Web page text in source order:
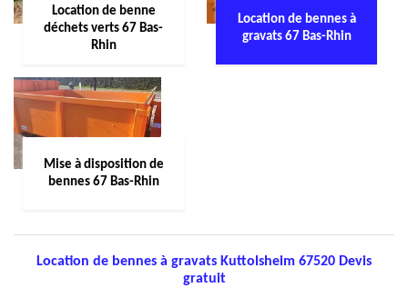
Location de benne
déchets verts 67 Bas-
Rhin
Location de bennes à
gravats 67 Bas-Rhin
Mise à disposition de
bennes 67 Bas-Rhin
Location de bennes à gravats Kuttolsheim 67520 Devis
gratuit